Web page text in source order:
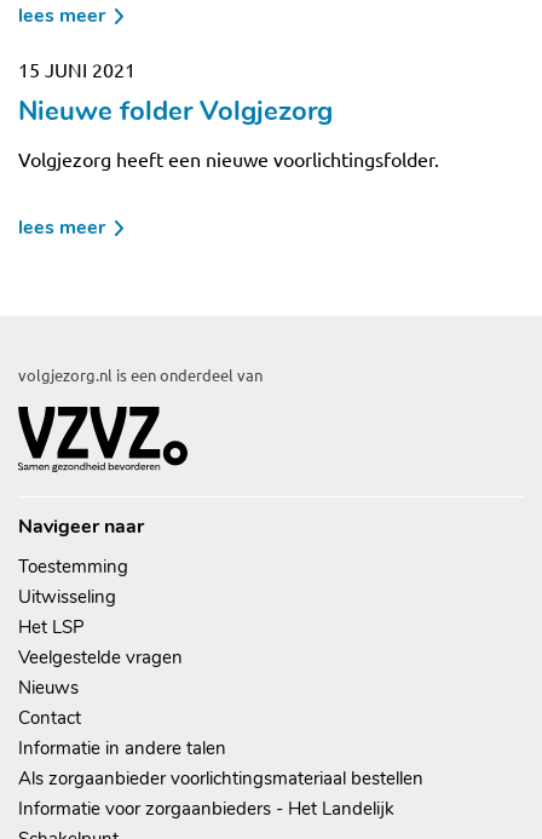
lees meerover
per
14/02/2022:
in
afgerond
Nieuwe folder Volgjezorg
15 JUNI 2021
Volgjezorg heeft een nieuwe voorlichtingsfolder.
lees meerover
volgjezorg.nl is een onderdeel van
Navigeer naar
Toestemming
Uitwisseling
Het LSP
Veelgestelde vragen
Nieuws
Contact
Informatie in andere talen
Als zorgaanbieder voorlichtingsmateriaal bestellen
Informatie voor zorgaanbieders - Het Landelijk